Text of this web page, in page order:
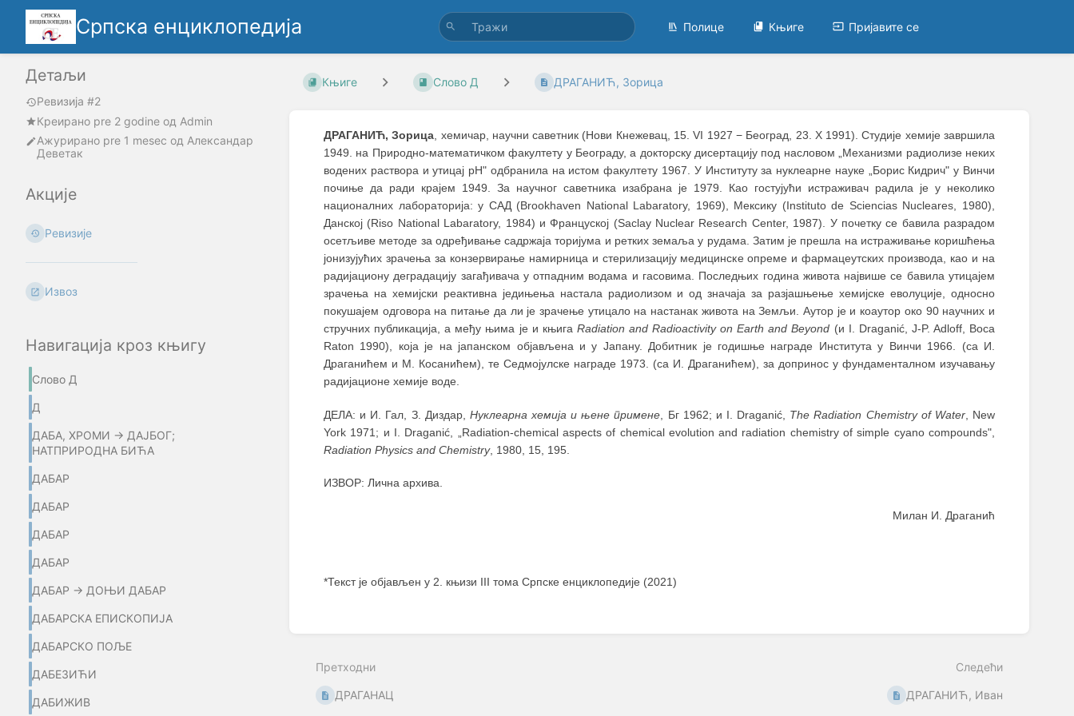
Српска енциклопедија Полице Књиге Пријавите се
Детаљи
Ревизија #2
Креирано pre 2 godine oд Admin
Ажурирано pre 1 mesec од Александар
Деветак
Акције
Ревизије
Извоз
Навигација кроз књигу
Слово Д
Д
ДАБА, ХРОМИ → ДАЈБОГ;
НАТПРИРОДНА БИЋА
ДАБАР
ДАБАР
ДАБАР
ДАБАР
ДАБАР → ДОЊИ ДАБАР
ДАБАРСКА ЕПИСКОПИЈА
ДАБАРСКО ПОЉЕ
ДАБЕЗИЋИ
ДАБИЖИВ
Књиге Слово Д ДРАГАНИЋ, Зорица
ДРАГАНИЋ, Зорица, хемичар, научни саветник (Нови Кнежевац, 15. VI 1927 − Београд, 23. Х 1991). Студије хемије завршила
1949. на Природно-математичком факултету у Београду, а докторску дисертацију под насловом „Механизми радиолизе неких
водених раствора и утицај pH" oдбранила на истом факултету 1967. У Институту за нуклеарне науке „Борис Кидрич" у Винчи
почиње да ради крајем 1949. За научног саветника изабрана је 1979. Као гостујући истраживач радила је у неколико
националних лабораторија: у САД (Brookhaven National Labaratory, 1969), Мексику (Instituto de Sciencias Nucleares, 1980),
Данској (Riso National Labaratory, 1984) и Француској (Saclay Nuclear Research Center, 1987). У почетку се бавила разрадом
осетљиве методе за одређивање садржаја торијума и ретких земаља у рудама. Затим је прешла на истраживање коришћења
јонизујућих зрачења за конзервирање намирница и стерилизацију медицинске опреме и фармацеутских производа, као и на
радијациону деградацију загађивача у отпадним водама и гасовима. Последњих година живота највише се бавила утицајем
зрачења на хемијски реактивна једињења настала радиолизом и од значаја за разјашњење хемијске еволуције, односно
покушајем одговора на питање да ли је зрачење утицало на настанак живота на Земљи. Аутор је и коаутор око 90 научних и
стручних публикација, а међу њима је и књига Radiation and Radioactivity on Earth and Beyond (и I. Draganić, J-P. Adloff, Boca
Raton 1990), која је на јапанском објављена и у Јапану. Добитник је годишње награде Института у Винчи 1966. (са И.
Драганићем и М. Косанићем), те Седмојулске награде 1973. (са И. Драганићем), за допринос у фундаменталном изучавању
радијационе хемије воде.
ДЕЛА: и И. Гал, З. Диздар, Нуклеарна хемија и њене примене , Бг 1962; и I. Draganić, The Radiation Chemistry of Water, New
York 1971; и I. Draganić, „Radiation-chemical aspects of chemical evolution and radiation chemistry of simple cyano compounds",
Radiation Physics and Chemistry, 1980, 15, 195.
ИЗВОР: Лична архива.
Милан И. Драганић
*Текст је објављен у 2. књизи III тома Српске енциклопедије (2021)
Претходни
ДРАГАНАЦ
Следећи
ДРАГАНИЋ, Иван